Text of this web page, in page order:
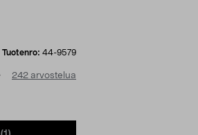
Tuotenro: 44-9579
242 arvostelua